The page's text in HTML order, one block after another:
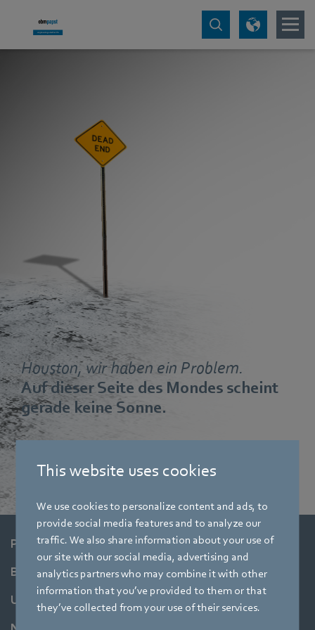
This website uses cookies
We use cookies to personalize content and ads, to
provide social media features and to analyze our
traffic. We also share information about your use of
our site with our social media, advertising and
analytics partners who may combine it with other
information that you’ve provided to them or that
they’ve collected from your use of their services.
Houston, wir haben ein Problem.
Auf dieser Seite des Mondes scheint
gerade keine Sonne.
Sie doch in wenigen Minuten wieder vorbei.
Produkte
Branchen
Unternehmen